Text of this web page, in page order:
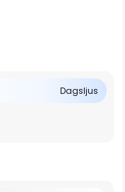
Dagsljus